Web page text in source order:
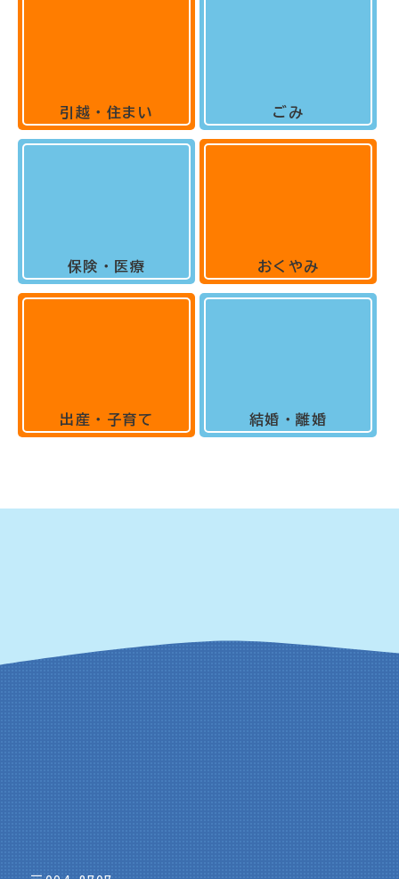
引越・住まい
保険・医療
出産・子育て
ごみ
おくやみ
結婚・離婚